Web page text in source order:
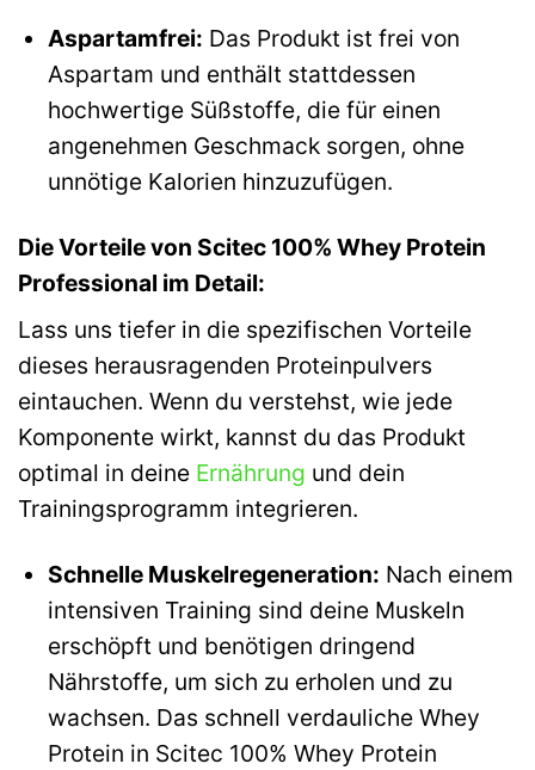
Aspartamfrei: Das Produkt ist frei von
Aspartam und enthält stattdessen
hochwertige Süßstoffe, die für einen
angenehmen Geschmack sorgen, ohne
unnötige Kalorien hinzuzufügen.
Die Vorteile von Scitec 100% Whey Protein
Professional im Detail:
Lass uns tiefer in die spezifischen Vorteile
dieses herausragenden Proteinpulvers
eintauchen. Wenn du verstehst, wie jede
Komponente wirkt, kannst du das Produkt
optimal in deine Ernährung und dein
Trainingsprogramm integrieren.
Schnelle Muskelregeneration: Nach einem
intensiven Training sind deine Muskeln
erschöpft und benötigen dringend
Nährstoffe, um sich zu erholen und zu
wachsen. Das schnell verdauliche Whey
Protein in Scitec 100% Whey Protein